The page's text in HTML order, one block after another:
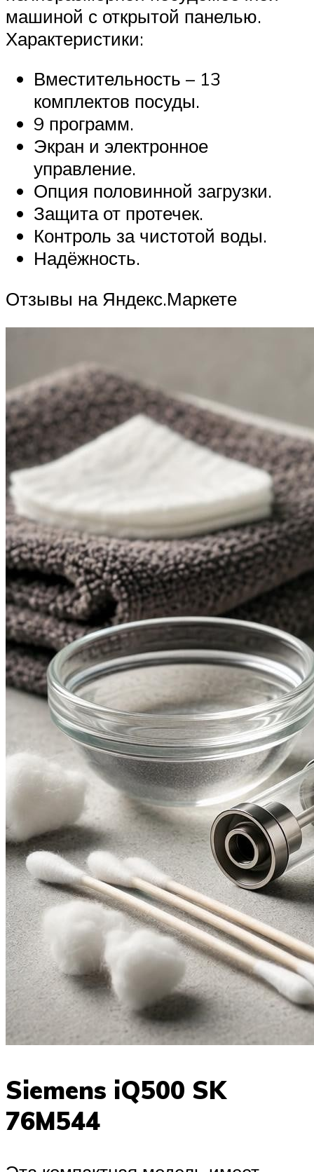
машиной с открытой панелью.
Характеристики:
Вместительность – 13
комплектов посуды.
9 программ.
Экран и электронное
управление.
Опция половинной загрузки.
Защита от протечек.
Контроль за чистотой воды.
Надёжность.
Отзывы на Яндекс.Маркете
Siemens iQ500 SK
76M544